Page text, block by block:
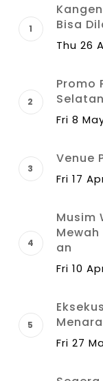
Bisa
Thu 26
Promo
Selatan
Fri 8
Venue
Fri 17
Musim
an
Fri 10
Fri 27